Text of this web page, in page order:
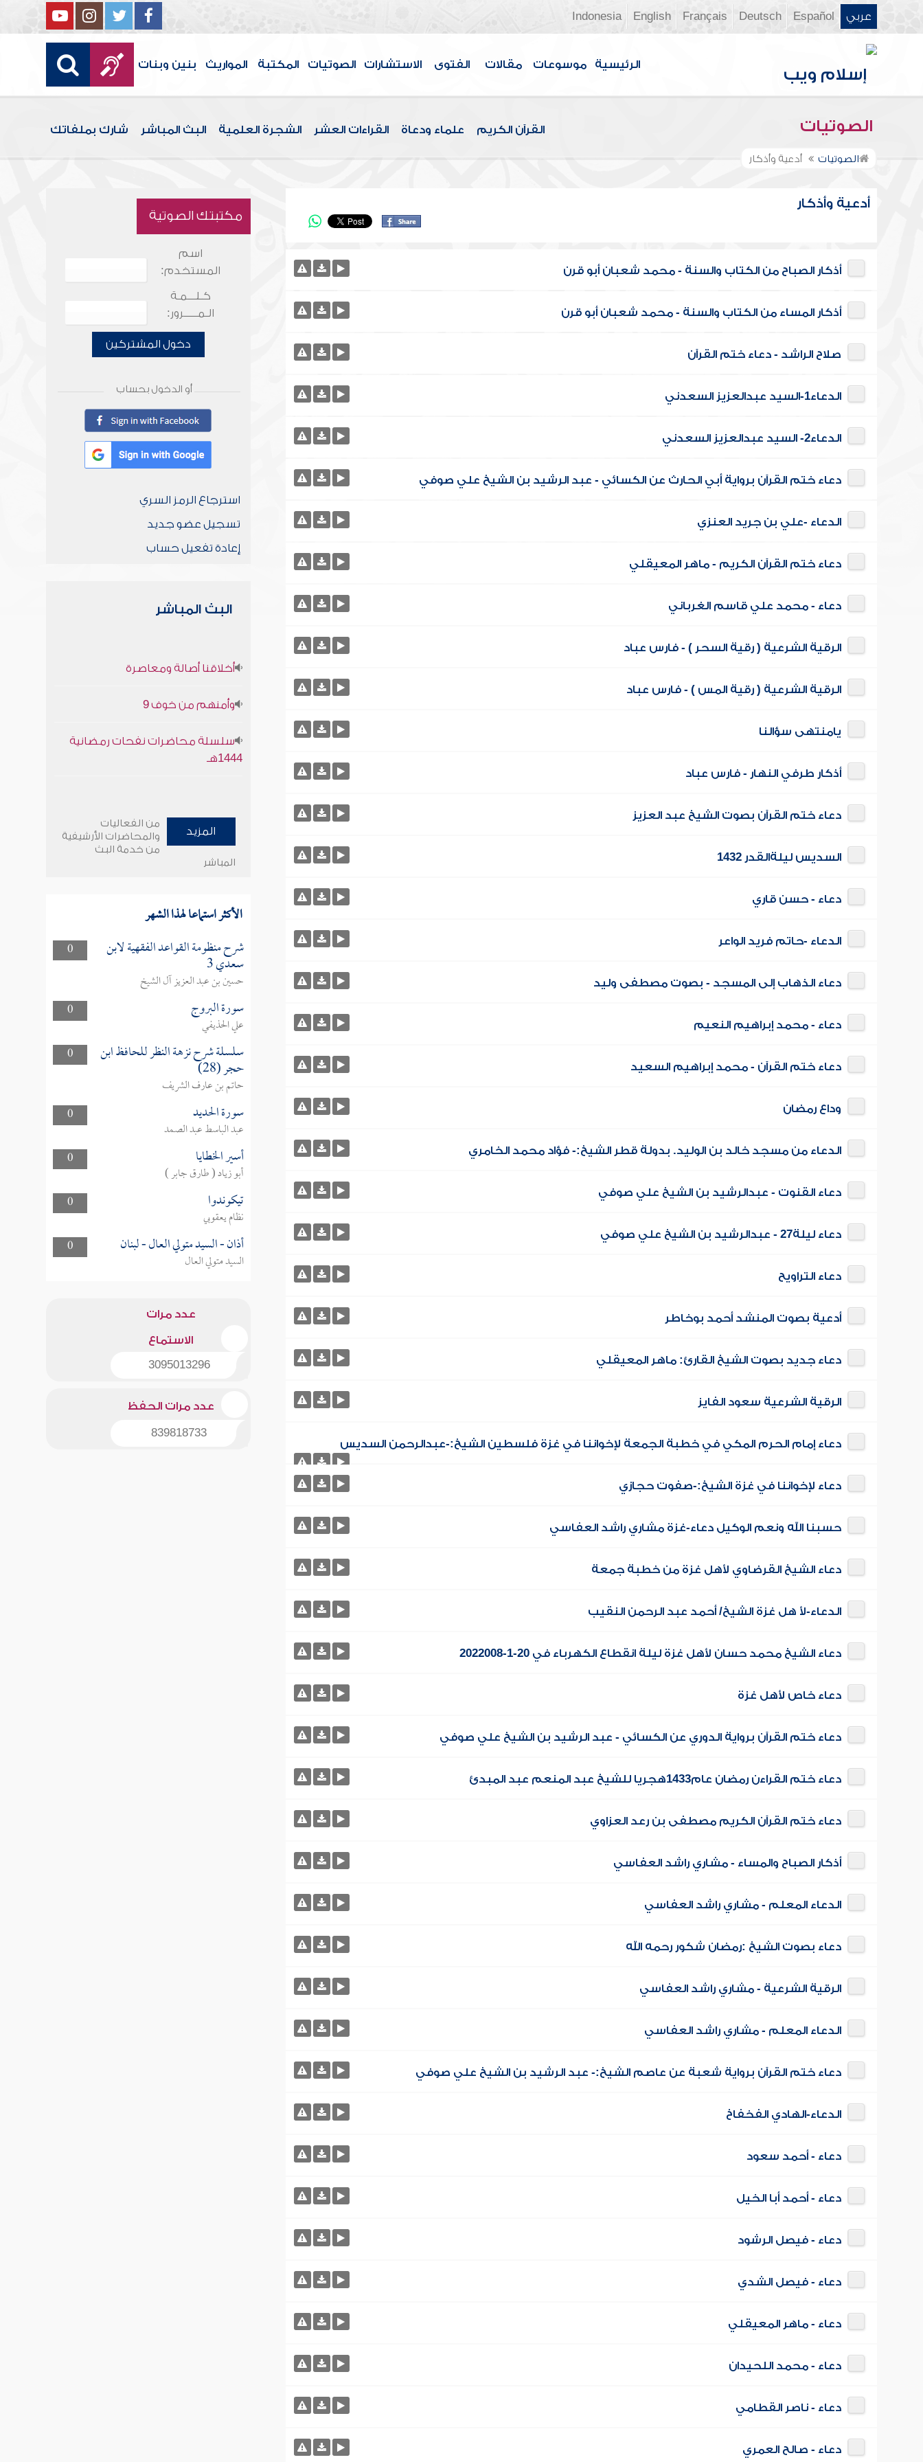
عربي Español
Deutsch
Français
English
Indonesia
الرئيسية موسوعات مقالات الفتوى الاستشارات الصوتيات المكتبة المواريث بنين وبنات
الصوتيات القرآن الكريم علماء ودعاة القراءات العشر الشجرة العلمية البث المباشر شارك بملفاتك
الصوتيات أدعية وأذكار
أدعية وأذكار
أذكار الصباح من الكتاب والسنة - محمد شعبان أبو قرن
أذكار المساء من الكتاب والسنة - محمد شعبان أبو قرن
صلاح الراشد - دعاء ختم القرآن
الدعاء1-السيد عبدالعزيز السعدني
الدعاء2- السيد عبدالعزيز السعدني
دعاء ختم القرآن برواية أبي الحارث عن الكسائي - عبد الرشيد بن الشيخ علي صوفي
الدعاء -علي بن جريد العنزي
دعاء ختم القرآن الكريم - ماهر المعيقلي
دعاء - محمد علي قاسم الغرباني
الرقية الشرعية ( رقية السحر ) - فارس عباد
الرقية الشرعية ( رقية المس ) - فارس عباد
يامنتهى سؤالنا
أذكار طرفي النهار - فارس عباد
دعاء ختم القرآن بصوت الشيخ عبد العزيز
السديس ليلةالقدر 1432
دعاء - حسن قاري
الدعاء -حاتم فريد الواعر
دعاء الذهاب إلى المسجد - بصوت مصطفى وليد
دعاء - محمد إبراهيم النعيم
دعاء ختم القرآن - محمد إبراهيم السعيد
وداع رمضان
الدعاء من مسجد خالد بن الوليد. بدولة قطر الشيخ:- فؤاد محمد الخامري
دعاء القنوت - عبدالرشيد بن الشيخ علي صوفي
دعاء ليلة27 - عبدالرشيد بن الشيخ علي صوفي
دعاء التراويح
أدعية بصوت المنشد أحمد بوخاطر
دعاء جديد بصوت الشيخ القارئ: ماهر المعيقلي
الرقية الشرعية سعود الفايز
دعاء إمام الحرم المكي في خطبة الجمعة لإخواننا في غزة فلسطين الشيخ:-عبدالرحمن السديس
دعاء لإخواننا في غزة الشيخ:-صفوت حجازي
حسبنا الله ونعم الوكيل دعاء-غزة مشاري راشد العفاسي
دعاء الشيخ القرضاوي لأهل غزة من خطبة جمعة
الدعاء-لأ هل غزة الشيخ/ أحمد عبد الرحمن النقيب
دعاء الشيخ محمد حسان لأهل غزة ليلة انقطاع الكهرباء في 20-1-2022008
دعاء خاص لأهل غزة
دعاء ختم القرآن برواية الدوري عن الكسائي - عبد الرشيد بن الشيخ علي صوفي
دعاء ختم القراءن رمضان عام1433هجريا للشيخ عبد المنعم عبد المبدئ
دعاء ختم القرآن الكريم مصطفى بن رعد العزاوي
أذكار الصباح والمساء - مشاري راشد العفاسي
الدعاء المعلم - مشاري راشد العفاسي
دعاء بصوت الشيخ :رمضان شكور رحمه الله
الرقية الشرعية - مشاري راشد العفاسي
الدعاء المعلم - مشاري راشد العفاسي
دعاء ختم القرآن برواية شعبة عن عاصم الشيخ:- عبد الرشيد بن الشيخ علي صوفي
الدعاء-الهادي الفخفاخ
دعاء - أحمد سعود
دعاء - أحمد أبا الخيل
دعاء - فيصل الرشود
دعاء - فيصل الشدي
دعاء - ماهر المعيقلي
دعاء - محمد اللحيدان
دعاء - ناصر القطامي
دعاء - صالح العمري
مكتبتك الصوتية
اسم
المستخدم:
كـلـــمـة
الـمـــــرور:
دخول المشتركين
أو الدخول بحساب
استرجاع الرمز السري
تسجيل عضو جديد
إعادة تفعيل حساب
البث المباشر
أخلاقنا أصالة ومعاصرة
وأمنهم من خوف 9
سلسلة محاضرات نفحات رمضانية
1444هـ
المزيد
من الفعاليات
والمحاضرات الأرشيفية
من خدمة البث
المباشر
الأكثر استماعا لهذا الشهر
0 شرح منظومة القواعد الفقهية لابن
سعدي 3
حسين بن عبد العزيز آل الشيخ
0
سورة البروج
علي الحذيفي
0
سلسلة شرح نزهة النظر للحافظ ابن
حجر (28)
حاتم بن عارف الشريف
0
سورة الحديد
عبد الباسط عبد الصمد
0
أسير الخطايا
أبو زياد ( طارق جابر )
0
تيكوندوا
نظام يعقوبي
0
أذان - السيد متولي العال - لبنان
السيد متولي العال
عدد مرات
الاستماع
3095013296
عدد مرات الحفظ
839818733